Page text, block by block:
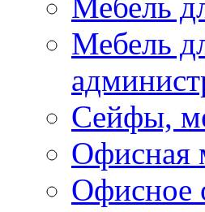
Мебель
Сейфы,
Офисная
Офисное